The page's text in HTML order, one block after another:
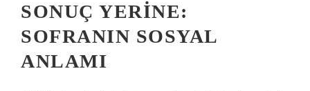
SONUÇ YERINE:
SOFRANIN SOSYAL
ANLAMI